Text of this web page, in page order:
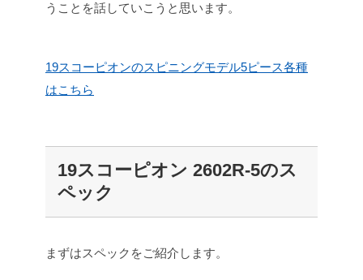
うことを話していこうと思います。
19スコーピオンのスピニングモデル5ピース各種
はこちら
19スコーピオン 2602R-5のス
ペック
まずはスペックをご紹介します。